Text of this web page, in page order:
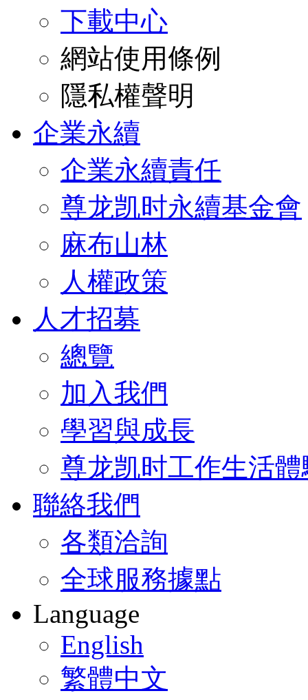
下載中心
網站使用條例
隱私權聲明
企業永續
企業永續責任
尊龙凯时永續基金會
麻布山林
人權政策
人才招募
總覽
加入我們
學習與成長
尊龙凯时工作生活體
聯絡我們
各類洽詢
全球服務據點
Language
English
繁體中文